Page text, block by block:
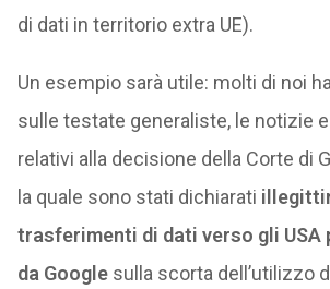
di dati in territorio extra UE).
Un esempio sarà utile: molti di noi
sulle testate generaliste, le notizie
relativi alla decisione della Corte di
la quale sono stati dichiarati
trasferimenti di dati verso gli USA
da Googlesulla scorta dell’utilizzo